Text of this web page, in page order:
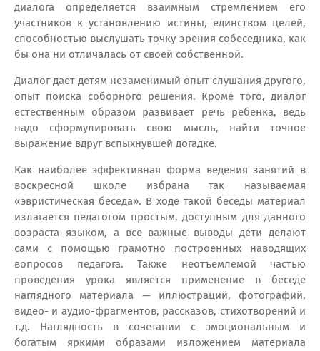
диалога определяется взаимным стремлением его
участников к установлению истины, единством целей,
способностью выслушать точку зрения собеседника, как
бы она ни отличалась от своей собственной.
Диалог дает детям незаменимый опыт слушания другого,
опыт поиска соборного решения. Кроме того, диалог
естественным образом развивает речь ребенка, ведь
надо сформулировать свою мысль, найти точное
выражение вдруг вспыхнувшей догадке.
Как наиболее эффективная форма ведения занятий в
воскресной школе избрана так называемая
«эвристическая беседа». В ходе такой беседы материал
излагается педагогом простым, доступным для данного
возраста языком, а все важные выводы дети делают
сами с помощью грамотно построенных наводящих
вопросов педагога. Также неотъемлемой частью
проведения урока является применение в беседе
наглядного материала — иллюстраций, фотографий,
видео- и аудио-фрагментов, рассказов, стихотворений и
т.д. Наглядность в сочетании с эмоциональным и
богатым яркими образами изложением материала